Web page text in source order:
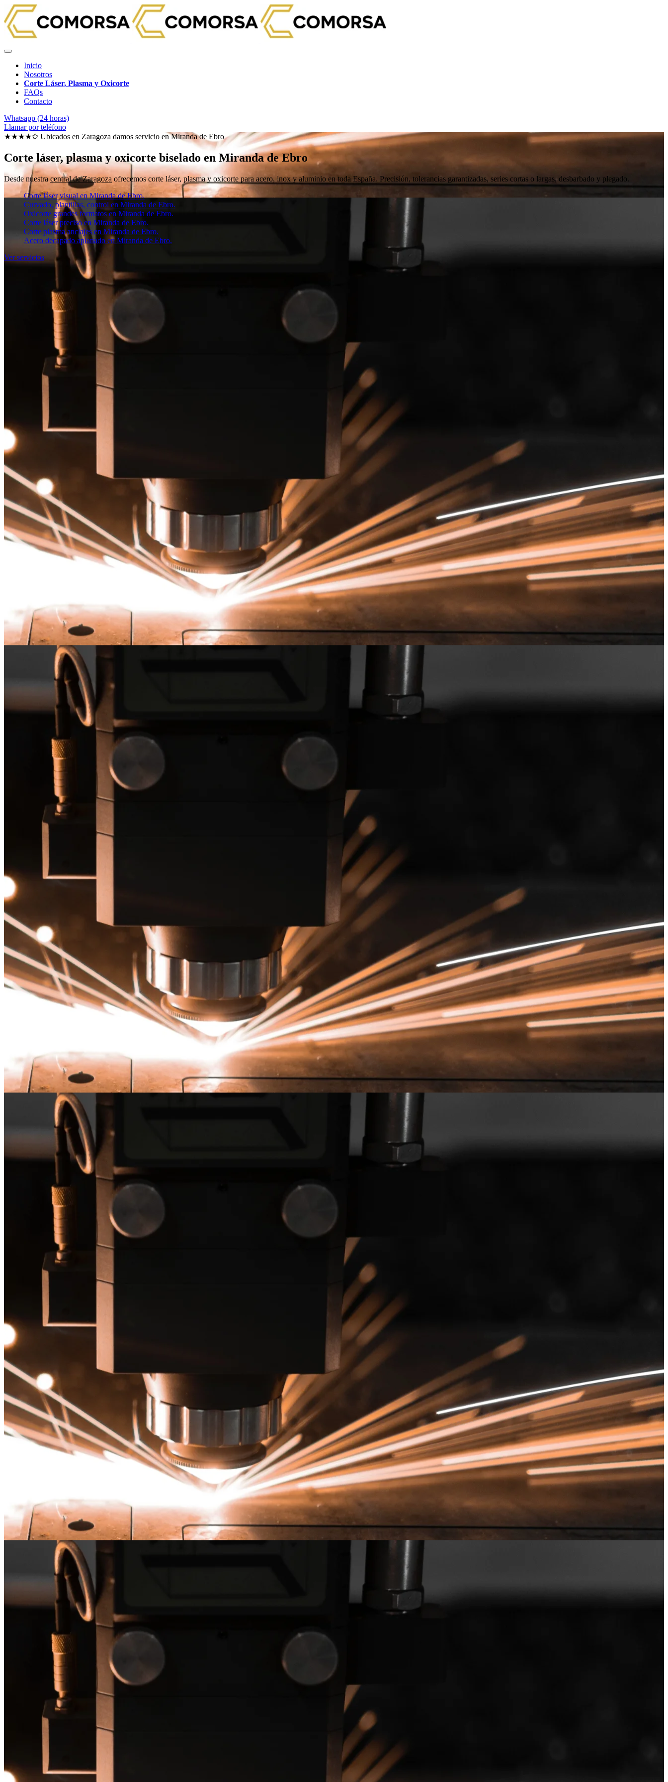
Inicio
Nosotros
Corte Láser, Plasma y Oxicorte
FAQs
Contacto
Whatsapp (24 horas)
Llamar por teléfono
★★★★✩ Ubicados en Zaragoza damos servicio enMiranda de Ebro
Corte láser, plasma y oxicorte biselado en Miranda de Ebro
Desde nuestracentral de Zaragoza ofrecemos corte láser, plasma y oxicorte para acero, inox y aluminio en toda España. Precisión, tolerancias garantizadas, series cortas o largas, desbarbado y plegado.
Corte láser visual en Miranda de Ebro.
Curvado, plantillas, control en Miranda de Ebro.
Oxicorte grandes formatos en Miranda de Ebro.
Corte láser preciso en Miranda de Ebro.
Corte plasma anclajes en Miranda de Ebro.
Acero decapado aplanado en Miranda de Ebro.
Ver servicios